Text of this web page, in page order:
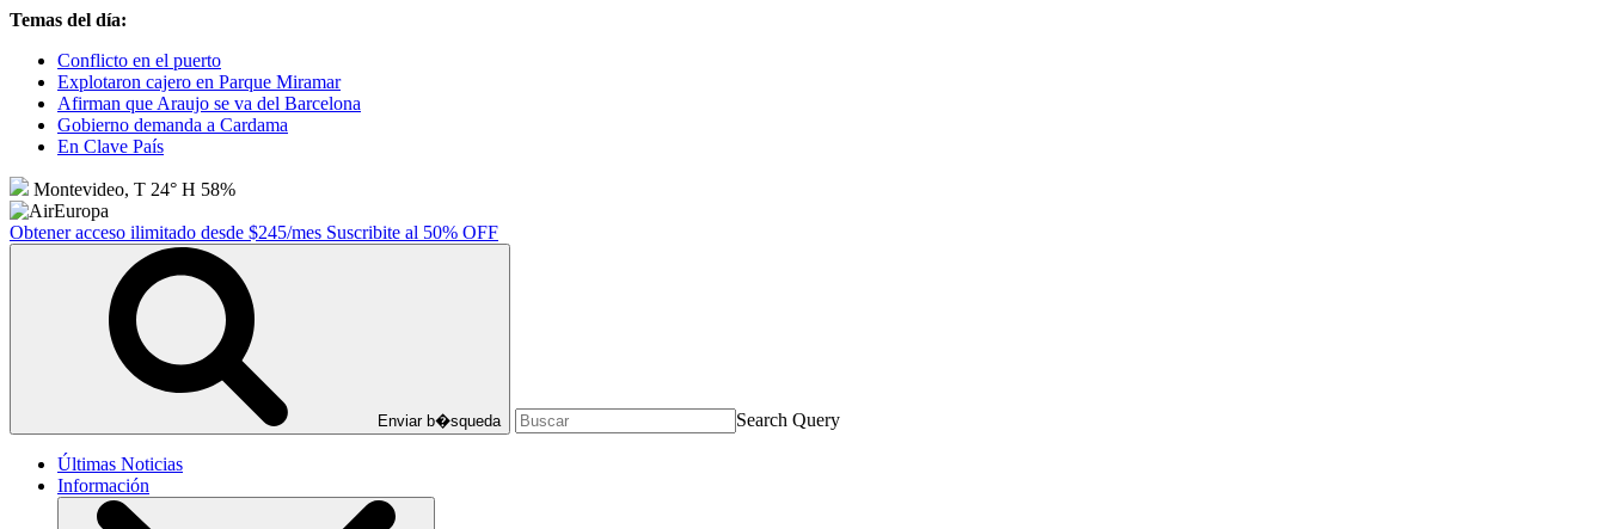
Temas del día:
Conflicto en el puerto
Explotaron cajero en Parque Miramar
Afirman que Araujo se va del Barcelona
Gobierno demanda a Cardama
En Clave País
Montevideo, T 24° H 58%
Obtener acceso ilimitado desde $245/mes Suscribite al 50% OFF
Enviar b�squeda Search Query
Últimas Noticias
Información